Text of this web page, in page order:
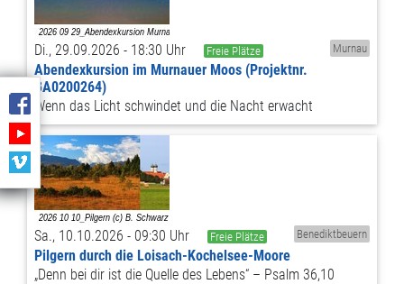
Di., 29.09.2026 - 18:30 Uhr Freie Plätze Murnau
Abendexkursion im Murnauer Moos (Projektnr.
BA0200264)
Wenn das Licht schwindet und die Nacht erwacht
Sa., 10.10.2026 - 09:30 Uhr Freie Plätze Benediktbeuern
Pilgern durch die Loisach-Kochelsee-Moore
„Denn bei dir ist die Quelle des Lebens“ – Psalm 36,10